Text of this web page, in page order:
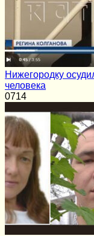
Нижегородку
человека
0714